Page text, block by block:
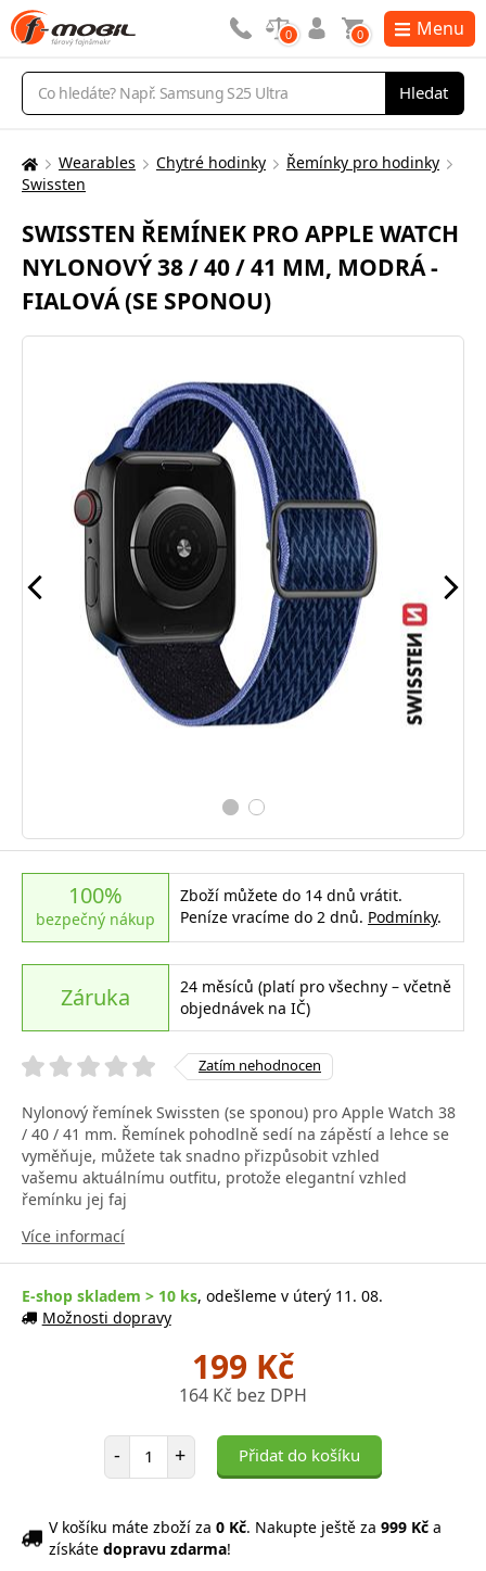
Vyhledávání
Hledat
0 0 Menu
Zde
nacházíte:
Wearables Chytré hodinky
Řemínky pro hodinky
Swissten
SWISSTEN ŘEMÍNEK PRO APPLE WATCH
NYLONOVÝ 38 / 40 / 41 MM, MODRÁ -
FIALOVÁ (SE SPONOU)
100%
bezpečný nákup
Zboží můžete do 14 dnů vrátit.
Peníze vracíme do 2 dnů. Podmínky.
Záruka
24 měsíců (platí pro všechny – včetně
objednávek na IČ)
Zatím nehodnocen
Nylonový řemínek Swissten (se sponou) pro Apple Watch 38
/ 40 / 41 mm. Řemínek pohodlně sedí na zápěstí a lehce se
vyměňuje, můžete tak snadno přizpůsobit vzhled
vašemu aktuálnímu outfitu, protože elegantní vzhled
řemínku jej faj
Více informací
E-shop skladem > 10 ks, odešleme v úterý 11. 08.
Možnosti dopravy
199 Kč
164 Kč bez DPH
- Počet položek
+ Přidat do košíku
V košíku máte zboží za 0 Kč. Nakupte ještě za 999 Kč a
získáte dopravu zdarma!